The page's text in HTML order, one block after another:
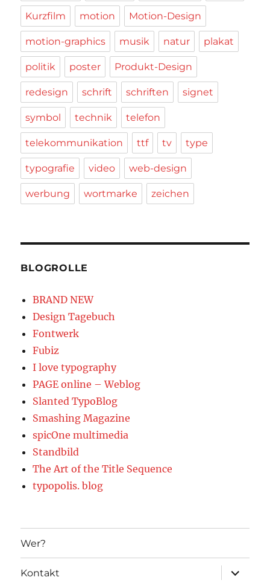
Kurzfilm motion Motion-Design
motion-graphics musik natur plakat
politik poster Produkt-Design
redesign schrift schriften signet
symbol technik telefon
telekommunikation ttf tv type
typografie video web-design
werbung wortmarke zeichen
BLOGROLLE
BRAND NEW
Design Tagebuch
Fontwerk
Fubiz
I love typography
PAGE online – Weblog
Slanted TypoBlog
Smashing Magazine
spicOne multimedia
Standbild
The Art of the Title Sequence
typopolis. blog
Wer?
Kontakt
öffnen